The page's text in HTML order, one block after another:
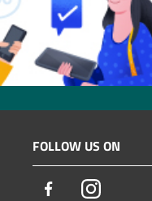
FOLLOW US ON
FacebookInstagram